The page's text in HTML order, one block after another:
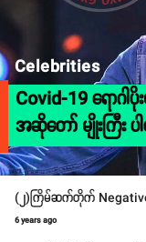
Celebrities
Covid-19 ရောဂါ
အဆိုတော် မျိုးကြီး ပ
(၂)ကြိမ်ဆက်တိုက် Negative
6 years ago